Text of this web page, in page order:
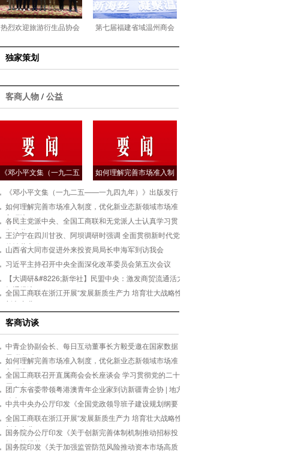
热烈欢迎旅游衍生品协会
位临指导
第七届福建省域温州商会
会长经济论坛
独家策划
客商人物 / 公益
《邓小平文集（一九二五
——一九四九年
如何理解完善市场准入制
度，优化新业态
《邓小平文集（一九二五——一九四九年）》出版发行
如何理解完善市场准入制度，优化新业态新领域市场准
入环境
各民主党派中央、全国工商联和无党派人士认真学习贯
彻中共二十
王沪宁在四川甘孜、阿坝调研时强调 全面贯彻新时代党
的治藏方略
山西省大同市促进外来投资局局长申海军到访我会
习近平主持召开中央全面深化改革委员会第五次会议
【大调研&#8226;新华社】民盟中央：激发商贸流通活力
畅通经济
全国工商联在浙江开展“发展新质生产力 培育壮大战略性
新兴产业
客商访谈
中青企协副会长、每日互动董事长方毅受邀在国家数据
局“数据大
如何理解完善市场准入制度，优化新业态新领域市场准
入环境
全国工商联召开直属商会会长座谈会 学习贯彻党的二十
届三中全会
团广东省委带领粤港澳青年企业家到访新疆青企协 | 地方
动态
中共中央办公厅印发《全国党政领导班子建设规划纲要
（2024－20
全国工商联在浙江开展“发展新质生产力 培育壮大战略性
新兴产业
国务院办公厅印发《关于创新完善体制机制推动招标投
标市场规范
国务院印发《关于加强监管防范风险推动资本市场高质